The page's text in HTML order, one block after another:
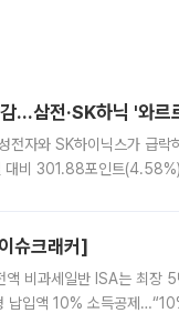
…삼전·SK하닉 '와르
전자와 SK하이닉스가 급
대비 301.88포인트
슈크래커]
액 비과세일반 ISA는 최장
납입액 10% 소득공제